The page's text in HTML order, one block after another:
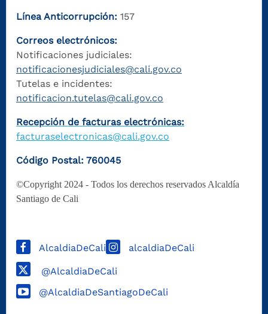
Línea Anticorrupción: 157
Correos electrónicos:
Notificaciones judiciales:
notificacionesjudiciales@cali.gov.co
Tutelas e incidentes:
notificacion.tutelas@cali.gov.co
Recepción de facturas electrónicas:
facturaselectronicas@cali.gov.co
Código Postal: 760045
©Copyright 2024 - Todos los derechos reservados Alcaldía
Santiago de Cali
AlcaldiaDeCali alcaldiaDeCali
@AlcaldiaDeCali
@AlcaldiaDeSantiagoDeCali